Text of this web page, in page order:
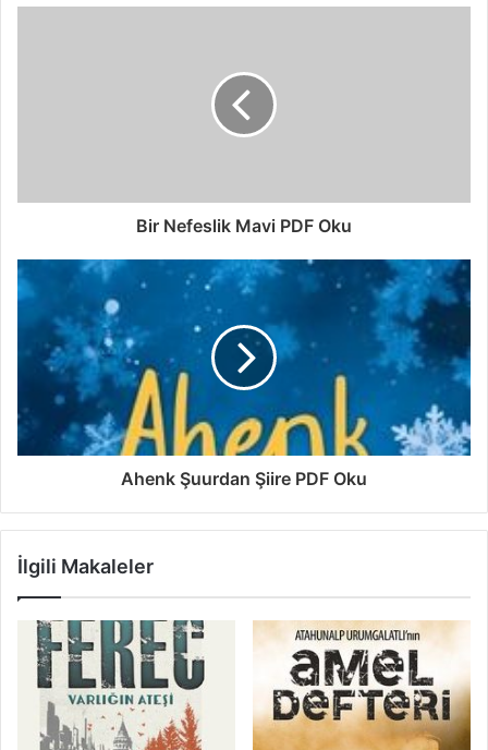
Bir Nefeslik Mavi PDF Oku
Ahenk Şuurdan Şiire PDF Oku
İlgili Makaleler